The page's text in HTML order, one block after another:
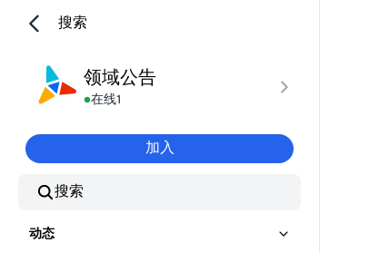
搜索
领域公告
在线1
加入
搜索
动态